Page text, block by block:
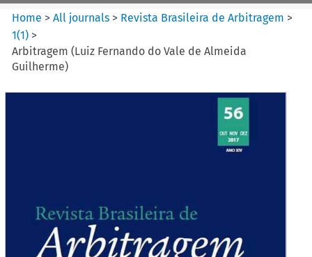
Home >All journals > Revista Brasileira de Arbitragem >
1(1) >
Arbitragem (Luiz Fernando do Vale de Almeida
Guilherme)